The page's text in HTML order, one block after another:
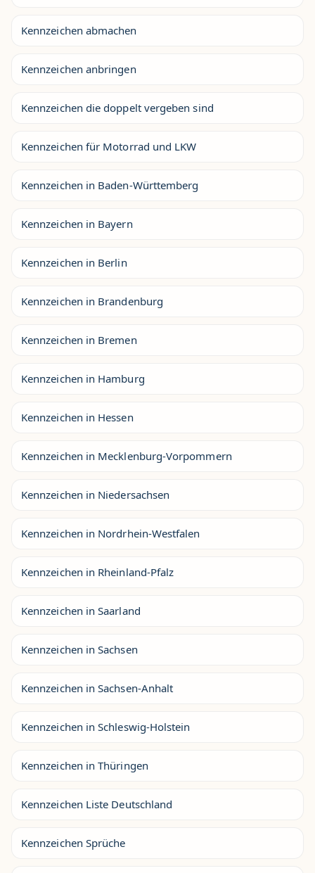
Kennzeichen abmachen
Kennzeichen anbringen
Kennzeichen die doppelt vergeben sind
Kennzeichen für Motorrad und LKW
Kennzeichen in Baden-Württemberg
Kennzeichen in Bayern
Kennzeichen in Berlin
Kennzeichen in Brandenburg
Kennzeichen in Bremen
Kennzeichen in Hamburg
Kennzeichen in Hessen
Kennzeichen in Mecklenburg-Vorpommern
Kennzeichen in Niedersachsen
Kennzeichen in Nordrhein-Westfalen
Kennzeichen in Rheinland-Pfalz
Kennzeichen in Saarland
Kennzeichen in Sachsen
Kennzeichen in Sachsen-Anhalt
Kennzeichen in Schleswig-Holstein
Kennzeichen in Thüringen
Kennzeichen Liste Deutschland
Kennzeichen Sprüche